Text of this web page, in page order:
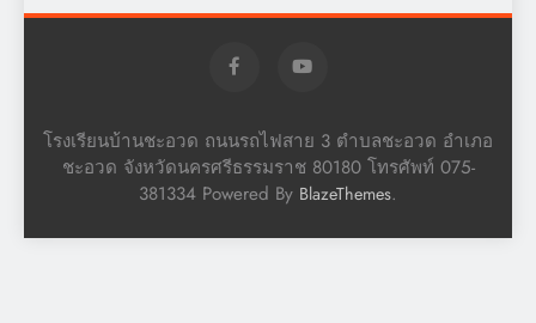
โรงเรียนบ้านชะอวด ถนนรถไฟสาย 3 ตำบลชะอวด อำเภอ
ชะอวด จังหวัดนครศรีธรรมราช 80180 โทรศัพท์ 075-
381334 Powered By BlazeThemes.